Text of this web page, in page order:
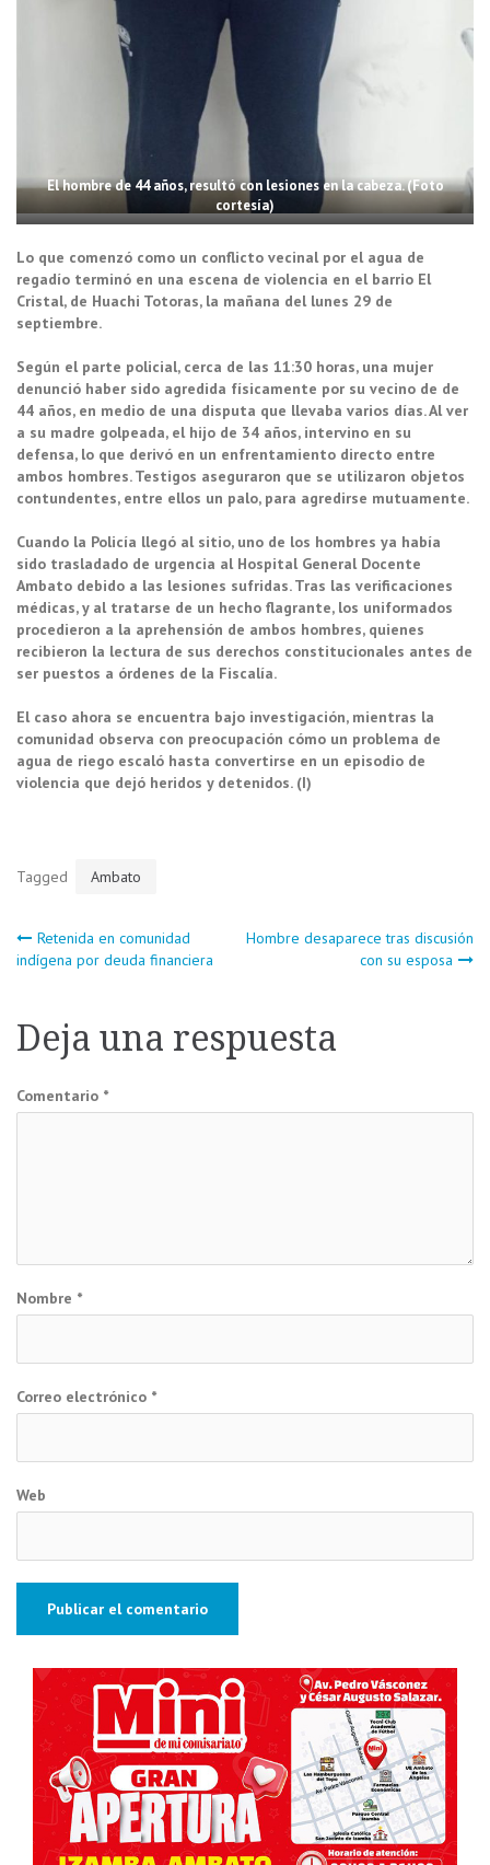
El hombre de 44 años, resultó con lesiones en la cabeza. (Foto
cortesía)
Lo que comenzó como un conflicto vecinal por el agua de
regadío terminó en una escena de violencia en el barrio El
Cristal, de Huachi Totoras, la mañana del lunes 29 de
septiembre.
Según el parte policial, cerca de las 11:30 horas, una mujer
denunció haber sido agredida físicamente por su vecino de de
44 años, en medio de una disputa que llevaba varios días. Al ver
a su madre golpeada, el hijo de 34 años, intervino en su
defensa, lo que derivó en un enfrentamiento directo entre
ambos hombres. Testigos aseguraron que se utilizaron objetos
contundentes, entre ellos un palo, para agredirse mutuamente.
Cuando la Policía llegó al sitio, uno de los hombres ya había
sido trasladado de urgencia al Hospital General Docente
Ambato debido a las lesiones sufridas. Tras las verificaciones
médicas, y al tratarse de un hecho flagrante, los uniformados
procedieron a la aprehensión de ambos hombres, quienes
recibieron la lectura de sus derechos constitucionales antes de
ser puestos a órdenes de la Fiscalía.
El caso ahora se encuentra bajo investigación, mientras la
comunidad observa con preocupación cómo un problema de
agua de riego escaló hasta convertirse en un episodio de
violencia que dejó heridos y detenidos. (I)
Tagged Ambato
Navegación
entradas
Retenida en comunidad
indígena por deuda financiera
Hombre desaparece tras discusión
con su esposa
Deja una respuesta
Comentario *
Nombre *
Correo electrónico *
Web